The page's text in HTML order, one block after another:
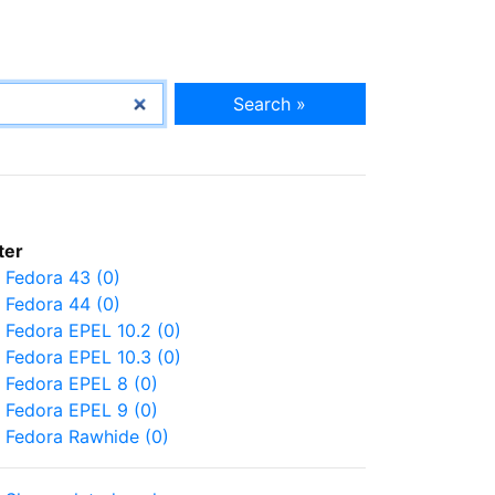
Search »
Fedora 43 (0)
Fedora 44 (0)
Fedora EPEL 10.2 (0)
Fedora EPEL 10.3 (0)
Fedora EPEL 8 (0)
Fedora EPEL 9 (0)
Fedora Rawhide (0)